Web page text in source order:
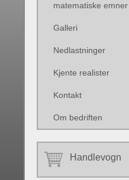
matematiske emner
Galleri
Nedlastninger
Kjente realister
Kontakt
Om bedriften
Handlevogn